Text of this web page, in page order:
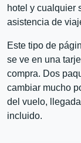
hotel y cualquier
asistencia de
Este tipo de
se ve en una
compra. Dos
cambiar mucho
del vuelo,
incluido.